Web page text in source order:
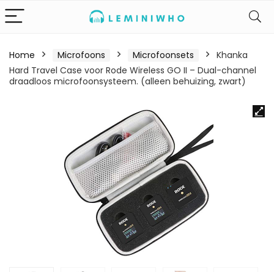
Home Microfoons Microfoonsets
Khanka
Hard Travel Case voor Rode Wireless GO II – Dual-channel
draadloos microfoonsysteem. (alleen behuizing, zwart)